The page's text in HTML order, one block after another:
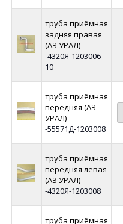
труба приёмная
задняя правая
(АЗ УРАЛ)
-4320Я-1203006-
10
труба приёмная
передняя (АЗ
УРАЛ)
-55571Д-1203008
труба приёмная
передняя левая
(АЗ УРАЛ)
-4320Я-1203008
труба приёмная